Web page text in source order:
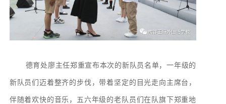
德育处廖主任郑重宣布本次的新队员名单，一年级的
新队员们迈着整齐的步伐，带着坚定的目光走向主席台，
伴随着欢快的音乐，五六年级的老队员们在队旗下郑重地